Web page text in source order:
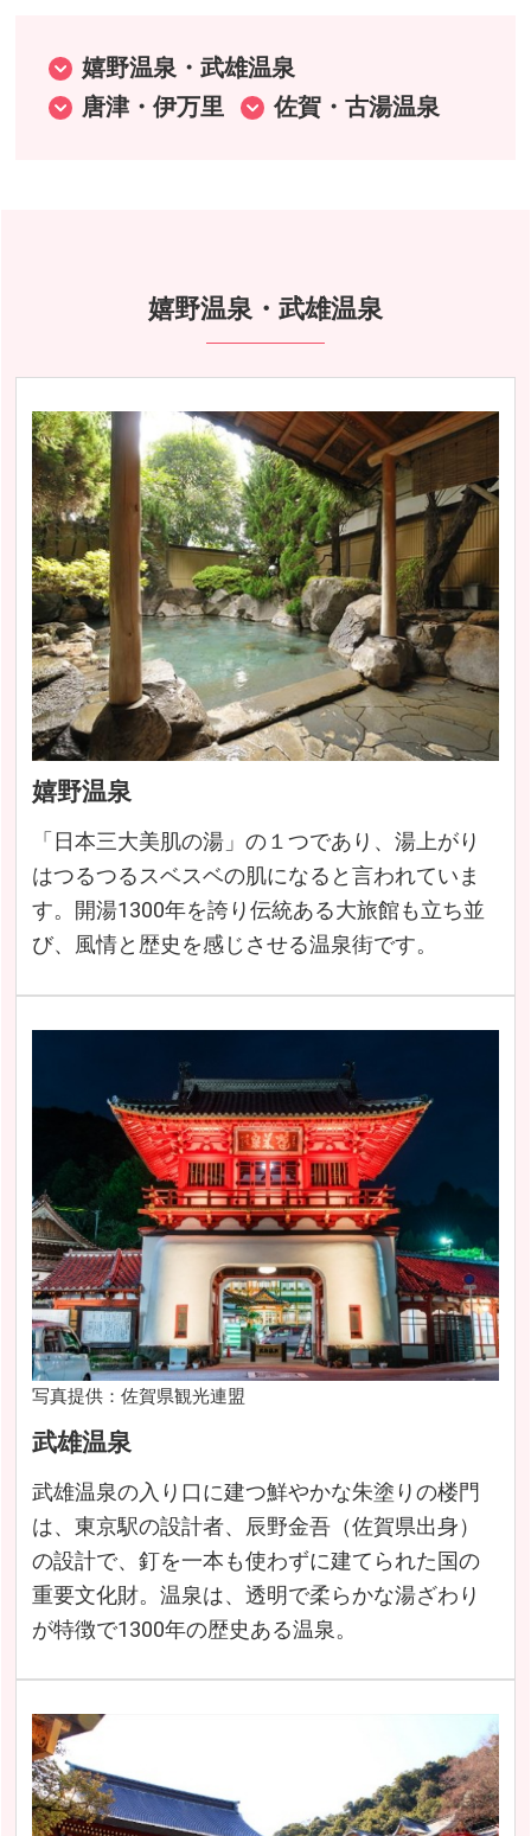
嬉野温泉・武雄温泉
唐津・伊万里
佐賀・古湯温泉
嬉野温泉・武雄温泉
嬉野温泉
「日本三大美肌の湯」の１つであり、湯上がり
はつるつるスベスベの肌になると言われていま
す。開湯1300年を誇り伝統ある大旅館も立ち並
び、風情と歴史を感じさせる温泉街です。
写真提供：佐賀県観光連盟
武雄温泉
武雄温泉の入り口に建つ鮮やかな朱塗りの楼門
は、東京駅の設計者、辰野金吾（佐賀県出身）
の設計で、釘を一本も使わずに建てられた国の
重要文化財。温泉は、透明で柔らかな湯ざわり
が特徴で1300年の歴史ある温泉。